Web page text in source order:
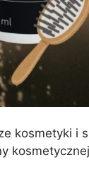
kosmetyki i